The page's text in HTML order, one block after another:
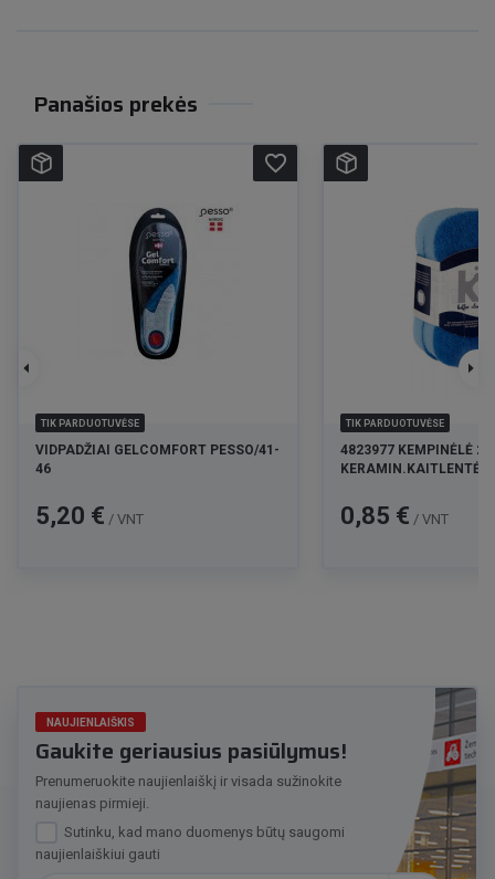
Panašios prekės
TIK PARDUOTUVĖSE
VIDPADŽIAI GELCOMFORT PESSO/41-
46
Kaina
5,20 € / VNT
favorite_border
TIK PARDUOTUVĖSE
4823977 KEMPINĖLĖ
Kaina
0,85 € / VNT
NAUJIENLAIŠKIS
Gaukite geriausius pasiūlymus!
Prenumeruokite naujienlaiškį ir visada sužinokite
naujienas pirmieji.
Sutinku, kad mano duomenys būtų saugomi
naujienlaiškiui gauti